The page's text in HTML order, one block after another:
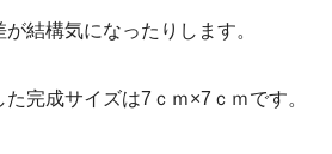
結構気になったりします。
完成サイズは7ｃｍ×7ｃｍです。